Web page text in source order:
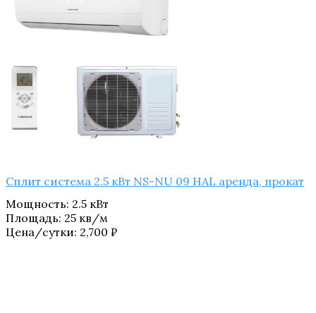
Сплит система 2.5 кВт NS-NU 09 HAL аренда, прокат
Мощность: 2.5 кВт
Площадь: 25 кв/м
Цена/сутки: 2,700 ₽